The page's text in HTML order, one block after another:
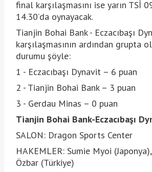
final karşılaşmasını ise yarın TSİ
14.30’da oynayacak.
Tianjin Bohai Bank - Eczacıbaşı
karşılaşmasının ardından grupta
durumu şöyle:
1 - Eczacıbaşı Dynavit – 6 puan
2 - Tianjin Bohai Bank – 3 puan
3 - Gerdau Minas – 0 puan
Tianjin Bohai Bank-Eczacıbaşı
SALON: Dragon Sports Center
HAKEMLER: Sumie Myoi
Özbar (Türkiye)